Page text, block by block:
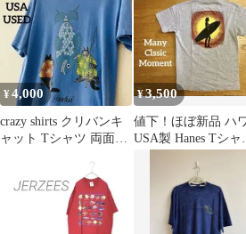
¥4,000
crazy shirts クリバンキ
ャット Tシャツ 両面プ
¥3,500
値下！ほぼ新品 ハ
USA製 Hanes Tシャ